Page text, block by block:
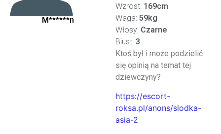
M******n
Wzrost: 169cm
Waga: 59kg
Włosy: Czarne
Biust: 3
Ktoś był i może podzielić
się opinią na temat tej
dziewczyny?
https://escort-
roksa.pl/anons/slodka-
asia-2